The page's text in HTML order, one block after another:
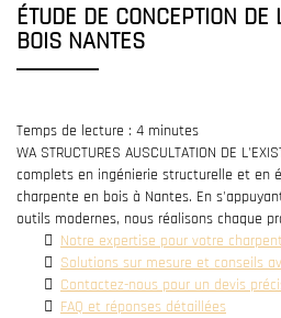
ÉTUDE DE CONCEPTION
BOIS NANTES
Temps de lecture : 4 minutes
WA STRUCTURES AUSCULTATION DE
complets en ingénierie structurelle et en
charpente en bois à Nantes. En
outils modernes, nous réalisons chaque
Notre expertise pour votre
Solutions sur mesure et conseils
Contactez-nous pour un devis
FAQ et réponses détaillées